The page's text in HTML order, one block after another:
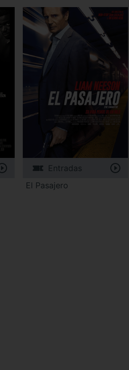
Entradas
El Pasajero